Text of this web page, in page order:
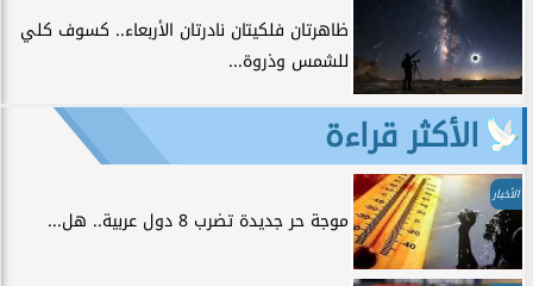
ظاهرتان فلكيتان نادرتان الأربعاء.. كسوف كلي
للشمس وذروة...
الأكثر قراءة
الأخبار
موجة حر جديدة تضرب 8 دول عربية.. هل...